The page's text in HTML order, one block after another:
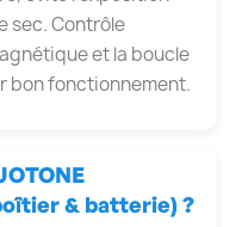
sec. Contrôle
et la boucle
bon fonctionnement.
& batterie) ?